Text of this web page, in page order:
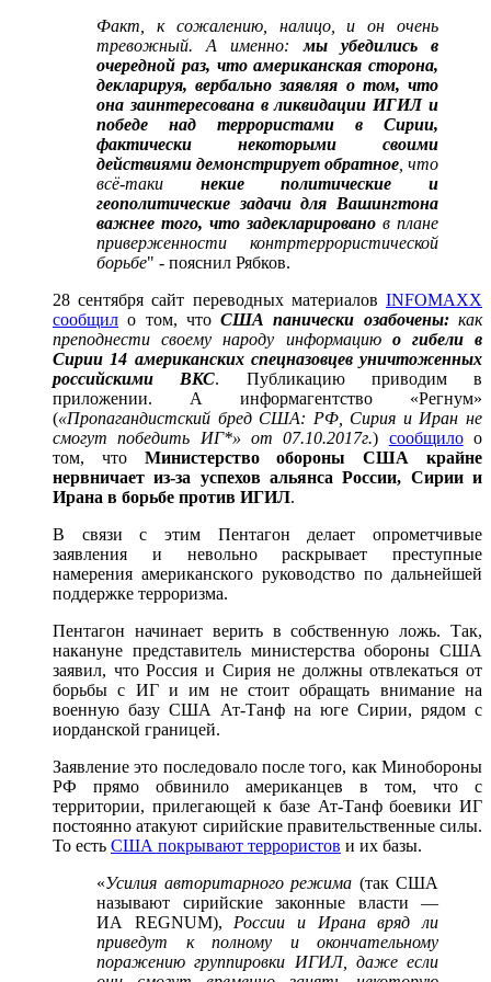
Факт, к сожалению, налицо, и он очень
тревожный. А именно:мы убедились в
очередной раз, что американская сторона,
декларируя, вербально заявляя о том, что
она заинтересована в ликвидации ИГИЛ и
победе над террористами в Сирии,
фактически некоторыми своими
действиями демонстрирует обратное , что
всё-таки некие политические и
геополитические задачи для Вашингтона
важнее того, что задекларировано в плане
приверженности контртеррористической
борьбе" - пояснил Рябков.
28 сентября сайт переводных материалов INFOMAXX
сообщил о том, чтоСША панически озабочены:как
преподнести своему народу информацию о гибели в
Сирии 14 американских спецназовцев уничтоженных
российскими ВКС. Публикацию приводим в
приложении. А информагентство «Регнум»
(«Пропагандистский бред США: РФ, Сирия и Иран не
смогут победить ИГ*» от 07.10.2017г.) сообщилоо
том, что Министерство обороны США крайне
нервничает из-за успехов альянса России, Сирии и
Ирана в борьбе против ИГИЛ.
В связи с этим Пентагон делает опрометчивые
заявления и невольно раскрывает преступные
намерения американского руководство по дальнейшей
поддержке терроризма.
Пентагон начинает верить в собственную ложь. Так,
накануне представитель министерства обороны США
заявил, что Россия и Сирия не должны отвлекаться от
борьбы с ИГ и им не стоит обращать внимание на
военную базу США Ат-Танф на юге Сирии, рядом с
иорданской границей.
Заявление это последовало после того, как Минобороны
РФ прямо обвинило американцев в том, что с
территории, прилегающей к базе Ат-Танф боевики ИГ
постоянно атакуют сирийские правительственные силы.
То есть США покрывают террористов и их базы.
«Усилия авторитарного режима (так США
называют сирийские законные власти —
ИА REGNUM), России и Ирана вряд ли
приведут к полному и окончательному
поражению группировки ИГИЛ, даже если